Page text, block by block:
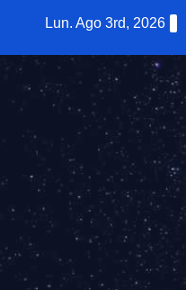
contenido
Lun. Ago 3rd, 2026